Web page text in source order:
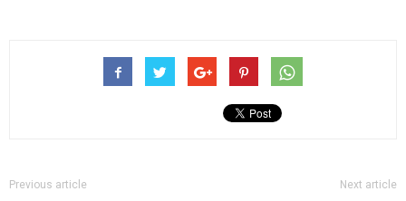
Previous article Next article